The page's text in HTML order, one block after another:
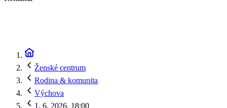
Ženské centrum
Rodina & komunita
Výchova
1. 6. 2026, 18:00